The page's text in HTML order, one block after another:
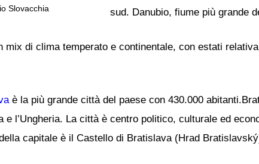
Slovacchia
sud. Danubio, fiume più grande
mix di clima temperato e continentale, con estati
è la più grande città del paese con 430.000
e l’Ungheria. La città è centro politico, culturale ed
capitale è il Castello di Bratislava (Hrad